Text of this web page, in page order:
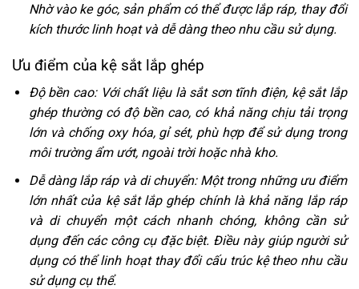
Nhờ vào ke góc, sản phẩm có thể được lắp ráp, thay đổi
kích thước linh hoạt và dễ dàng theo nhu cầu sử dụng.
Ưu điểm của kệ sắt lắp ghép
Độ bền cao: Với chất liệu là sắt sơn tĩnh điện, kệ sắt lắp
ghép thường có độ bền cao, có khả năng chịu tải trọng
lớn và chống oxy hóa, gỉ sét, phù hợp để sử dụng trong
môi trường ẩm ướt, ngoài trời hoặc nhà kho.
Dễ dàng lắp ráp và di chuyển: Một trong những ưu điểm
lớn nhất của kệ sắt lắp ghép chính là khả năng lắp ráp
và di chuyển một cách nhanh chóng, không cần sử
dụng đến các công cụ đặc biệt. Điều này giúp người sử
dụng có thể linh hoạt thay đổi cấu trúc kệ theo nhu cầu
sử dụng cụ thể.